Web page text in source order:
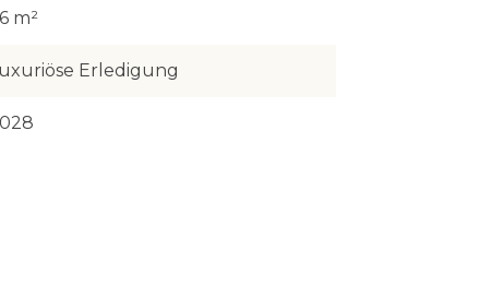
m²
Erledigung